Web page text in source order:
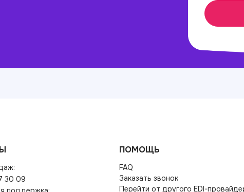
30 09
ПОМОЩЬ
FAQ
Заказать звонок
Перейти от другого EDI-